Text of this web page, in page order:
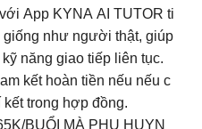
App KYNA AI TUTOR ti
giống như người thật, giúp
năng giao tiếp liên tục.
kết hoàn tiền nếu nếu c
trong hợp đồng.
BUỔI MÀ PHỤ HUYN